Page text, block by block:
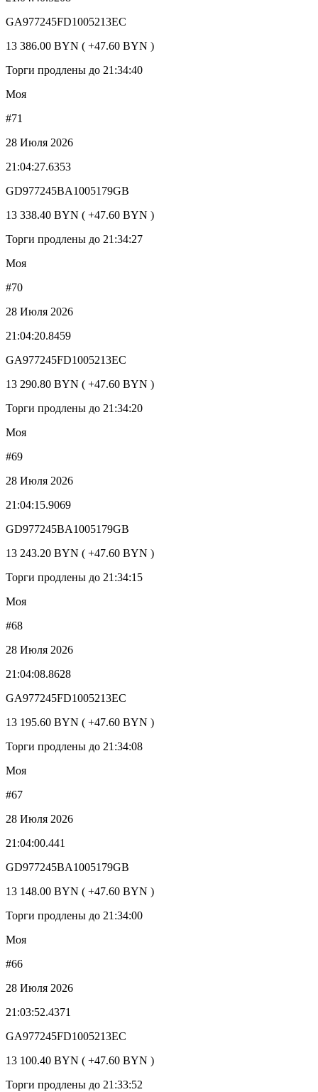
GA977245FD1005213EC
13 386.00 BYN ( +47.60 BYN )
Торги продлены до 21:34:40
Моя
#71
28 Июля 2026
21:04:27.6353
GD977245BA1005179GB
13 338.40 BYN ( +47.60 BYN )
Торги продлены до 21:34:27
Моя
#70
28 Июля 2026
21:04:20.8459
GA977245FD1005213EC
13 290.80 BYN ( +47.60 BYN )
Торги продлены до 21:34:20
Моя
#69
28 Июля 2026
21:04:15.9069
GD977245BA1005179GB
13 243.20 BYN ( +47.60 BYN )
Торги продлены до 21:34:15
Моя
#68
28 Июля 2026
21:04:08.8628
GA977245FD1005213EC
13 195.60 BYN ( +47.60 BYN )
Торги продлены до 21:34:08
Моя
#67
28 Июля 2026
21:04:00.441
GD977245BA1005179GB
13 148.00 BYN ( +47.60 BYN )
Торги продлены до 21:34:00
Моя
#66
28 Июля 2026
21:03:52.4371
GA977245FD1005213EC
13 100.40 BYN ( +47.60 BYN )
Торги продлены до 21:33:52